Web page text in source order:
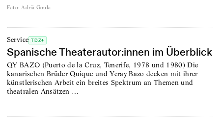
Foto: Adrià Goula
Service TDZ+
Spanische Theaterautor:innen im Überblick
QY BAZO (Puerto de la Cruz, Tenerife, 1978 und 1980) Die
kanarischen Brüder Quique und Yeray Bazo decken mit ihrer
künstlerischen ­Arbeit ein breites Spektrum an Themen und
theatralen Ansätzen …